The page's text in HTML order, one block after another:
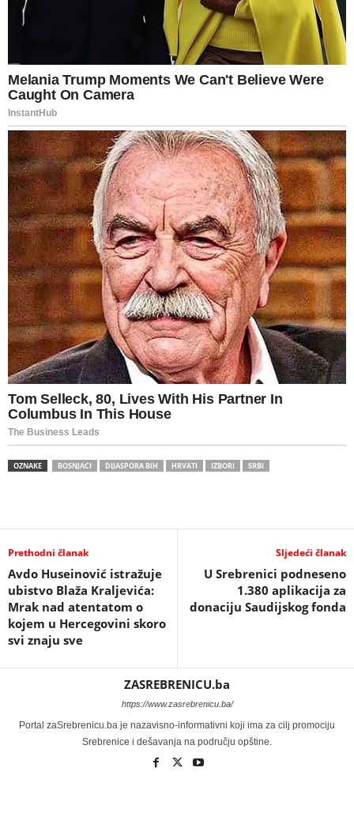
OZNAKE BOSNJACI DIJASPORA BIH HRVATI IZBORI SRBI
Prethodni članak
Avdo Huseinović istražuje
ubistvo Blaža Kraljevića:
Mrak nad atentatom o
kojem u Hercegovini skoro
svi znaju sve
Sljedeći članak
U Srebrenici podneseno
1.380 aplikacija za
donaciju Saudijskog fonda
ZASREBRENICU.ba
https://www.zasrebrenicu.ba/
Portal zaSrebrenicu.ba je nazavisno-informativni koji ima za cilj promociju
Srebrenice i dešavanja na području opštine.